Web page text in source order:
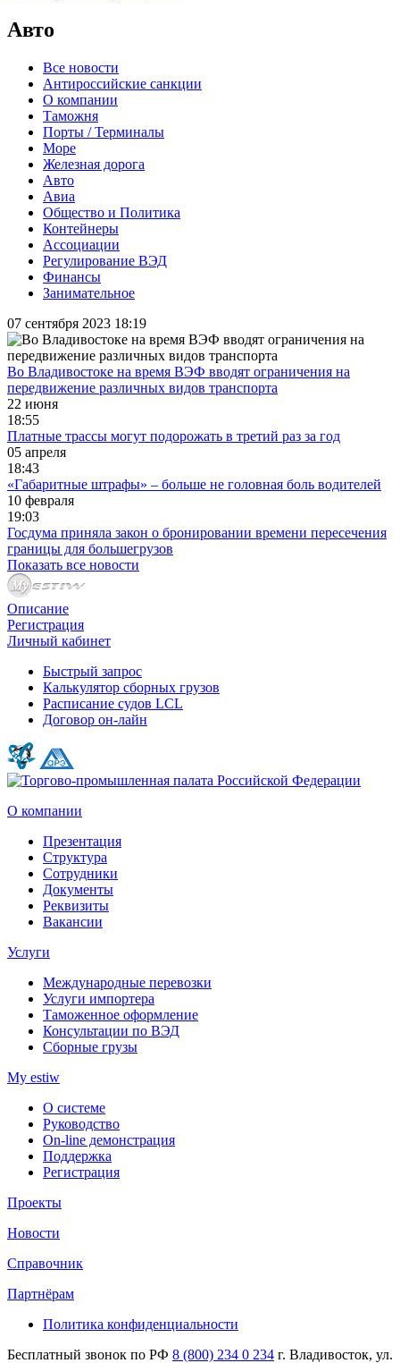
Авто
Все новости
Антироссийские санкции
О компании
Таможня
Порты / Терминалы
Море
Железная дорога
Авто
Авиа
Общество и Политика
Контейнеры
Ассоциации
Регулирование ВЭД
Финансы
Занимательное
07 сентября 2023 18:19
Во Владивостоке на время ВЭФ вводят ограничения на
передвижение различных видов транспорта
22 июня
18:55
Платные трассы могут подорожать в третий раз за год
05 апреля
18:43
«Габаритные штрафы» – больше не головная боль водителей
10 февраля
19:03
Госдума приняла закон о бронировании времени пересечения
границы для большегрузов
Показать все новости
Описание
Регистрация
Личный кабинет
Быстрый запрос
Калькулятор сборных грузов
Расписание судов LCL
Договор он-лайн
О компании
Презентация
Структура
Сотрудники
Документы
Реквизиты
Вакансии
Услуги
Международные перевозки
Услуги импортера
Таможенное оформление
Консультации по ВЭД
Сборные грузы
My estiw
О системе
Руководство
On-line демонстрация
Поддержка
Регистрация
Проекты
Новости
Справочник
Партнёрам
Политика конфиденциальности
Бесплатный звонок по РФ 8 (800) 234 0 234 г. Владивосток, ул.